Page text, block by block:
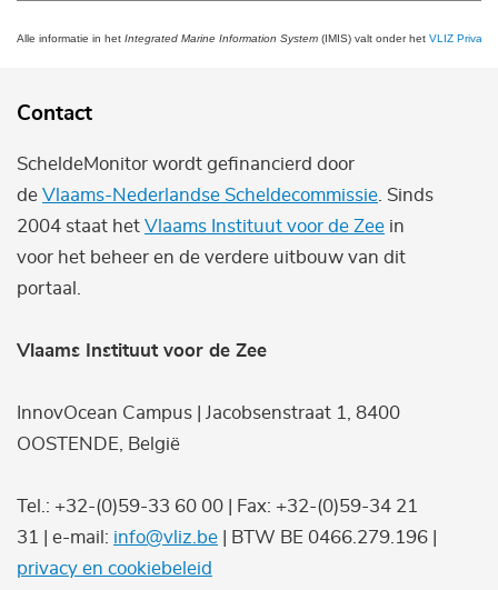
Alle informatie in het Integrated Marine Information System (IMIS) valt onder het VLIZ Privacy
Contact
ScheldeMonitor wordt gefinancierd door
de Vlaams-Nederlandse Scheldecommissie . Sinds
2004 staat het Vlaams Instituut voor de Zee in
voor het beheer en de verdere uitbouw van dit
portaal.
Vlaams Instituut voor de Zee
InnovOcean Campus | Jacobsenstraat 1, 8400
OOSTENDE, België
Tel.: +32-(0)59-33 60 00 | Fax: +32-(0)59-34 21
31 | e-mail: info@vliz.be | BTW BE 0466.279.196 |
privacy en cookiebeleid